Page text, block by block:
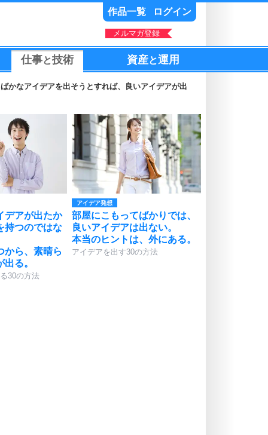
作品一覧 ログイン
メルマガ登録
仕事と技術 資産と運用
かなアイデアを出そうとすれば、良いアイデアが出
デアが出たか
持つのではな
から、素晴ら
る。
30の方法
アイデア発想
部屋にこもってばかりでは、
良いアイデアは出ない。
本当のヒントは、外にある。
アイデアを出す30の方法